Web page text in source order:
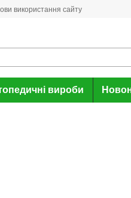
використання сайту
вироби